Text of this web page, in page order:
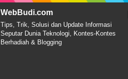
WebBudi.com
Tips, Trik, Solusi dan Update Informasi
Seputar Dunia Teknologi, Kontes-Kontes
Berhadiah & Blogging